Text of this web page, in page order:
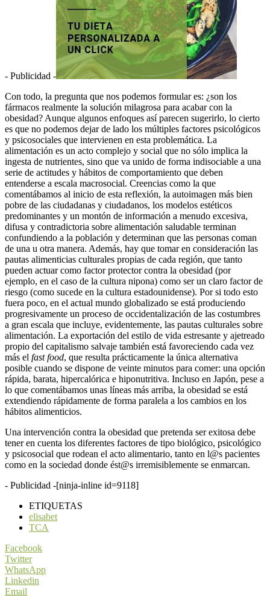
- Publicidad -
Con todo, la pregunta que nos podemos formular es: ¿son los
fármacos realmente la solución milagrosa para acabar con la
obesidad? Aunque algunos enfoques así parecen sugerirlo, lo cierto
es que no podemos dejar de lado los múltiples factores psicológicos
y psicosociales que intervienen en esta problemática. La
alimentación es un acto complejo y social que no sólo implica la
ingesta de nutrientes, sino que va unido de forma indisociable a una
serie de actitudes y hábitos de comportamiento que deben
entenderse a escala macrosocial. Creencias como la que
comentábamos al inicio de esta reflexión, la autoimagen más bien
pobre de las ciudadanas y ciudadanos, los modelos estéticos
predominantes y un montón de información a menudo excesiva,
difusa y contradictoria sobre alimentación saludable terminan
confundiendo a la población y determinan que las personas coman
de una u otra manera. Además, hay que tomar en consideración las
pautas alimenticias culturales propias de cada región, que tanto
pueden actuar como factor protector contra la obesidad (por
ejemplo, en el caso de la cultura nipona) como ser un claro factor de
riesgo (como sucede en la cultura estadounidense). Por si todo esto
fuera poco, en el actual mundo globalizado se está produciendo
progresivamente un proceso de occidentalización de las costumbres
a gran escala que incluye, evidentemente, las pautas culturales sobre
alimentación. La exportación del estilo de vida estresante y ajetreado
propio del capitalismo salvaje también está favoreciendo cada vez
más el fast food, que resulta prácticamente la única alternativa
posible cuando se dispone de veinte minutos para comer: una opción
rápida, barata, hipercalórica e hiponutritiva. Incluso en Japón, pese a
lo que comentábamos unas líneas más arriba, la obesidad se está
extendiendo rápidamente de forma paralela a los cambios en los
hábitos alimenticios.
Una intervención contra la obesidad que pretenda ser exitosa debe
tener en cuenta los diferentes factores de tipo biológico, psicológico
y psicosocial que rodean el acto alimentario, tanto en l@s pacientes
como en la sociedad donde ést@s irremisiblemente se enmarcan.
- Publicidad -[ninja-inline id=9118]
ETIQUETAS
elisabet
TCA
Facebook
Twitter
WhatsApp
Linkedin
Email